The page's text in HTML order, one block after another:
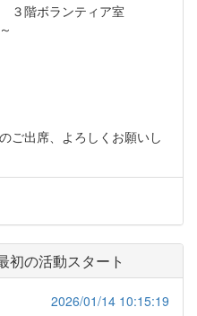
３階ボランティア室
ご出席、よろしくお願いし
初の活動スタート
2026/01/14 10:15:19